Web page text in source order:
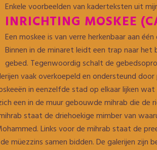
Enkele voorbeelden van kaderteksten uit
INRICHTING MOSKEE
Een moskee is van verre herkenbaar aan
Binnen in de minaret leidt een trap naar
gebed. Tegenwoordig schalt de
vaak overkoepeld en ondersteund
in eenzelfde stad op elkaar lijken
een in de muur gebouwde mihrab die
staat de driehoekige mimber van
Links voor de mihrab staat de
müezzins samen bidden. De galerijen zijn